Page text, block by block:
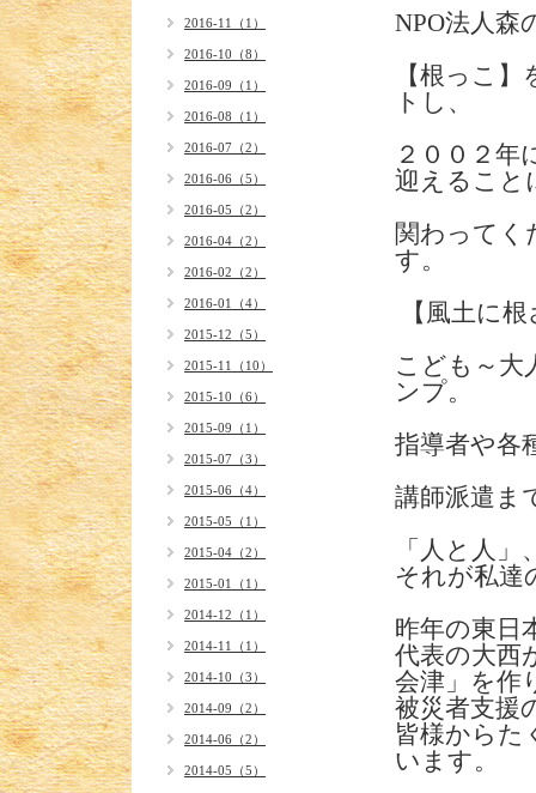
NPO法人森
【根っこ
トし、
２００２年
迎えること
関わってく
す。
【風土に
こども～大
ンプ。
指導者や各
講師派遣ま
「人と人
それが私達
昨年の東日
代表の大西
会津」を作
被災者支援
皆様からた
います。
2016-11（1）
2016-10（8）
2016-09（1）
2016-08（1）
2016-07（2）
2016-06（5）
2016-05（2）
2016-04（2）
2016-02（2）
2016-01（4）
2015-12（5）
2015-11（10）
2015-10（6）
2015-09（1）
2015-07（3）
2015-06（4）
2015-05（1）
2015-04（2）
2015-01（1）
2014-12（1）
2014-11（1）
2014-10（3）
2014-09（2）
2014-06（2）
2014-05（5）